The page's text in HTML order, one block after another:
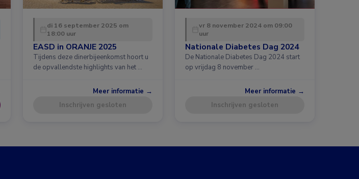
di 16 september 2025 om
18:00 uur
EASD in ORANJE 2025
Tijdens deze dinerbijeenkomst hoort u
de opvallendste highlights van het …
Meer informatie →
Inschrijven gesloten
vr 8 november 2024 om 09:00
uur
Nationale Diabetes Dag 2024
De Nationale Diabetes Dag 2024 start
op vrijdag 8 november …
Meer informatie →
Inschrijven gesloten